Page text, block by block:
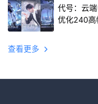
代号：云
优化240高
查看更多